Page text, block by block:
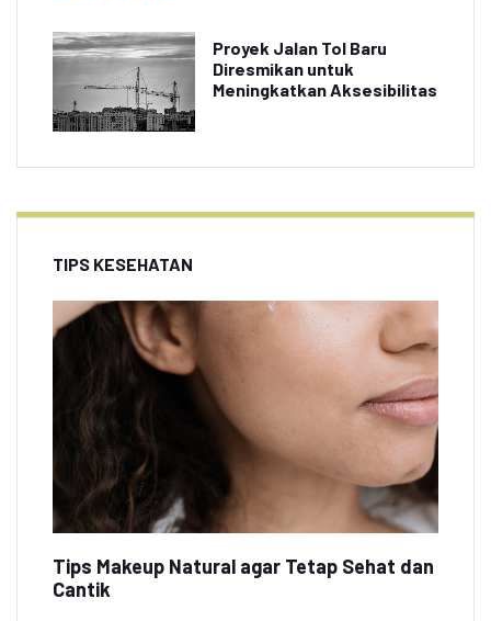
Proyek Jalan Tol Baru
Diresmikan untuk
Meningkatkan Aksesibilitas
TIPS KESEHATAN
Tips Makeup Natural agar Tetap Sehat dan
Cantik